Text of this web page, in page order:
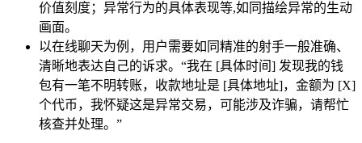
价值刻度；异常行为的具体表现等,如同描绘异常的生动
画面。
以在线聊天为例，用户需要如同精准的射手一般准确、
清晰地表达自己的诉求。“我在 [具体时间] 发现我的钱
包有一笔不明转账，收款地址是 [具体地址]，金额为 [X]
个代币，我怀疑这是异常交易，可能涉及诈骗，请帮忙
核查并处理。”